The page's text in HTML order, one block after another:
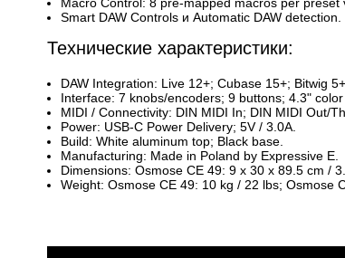
Smart DAW Controls и Automatic DAW detection.
Технические характеристики:
DAW Integration: Live 12+; Cubase 15+; Bitwig
Interface: 7 knobs/encoders; 9 buttons; 4.3"
MIDI / Connectivity: DIN MIDI In; DIN MIDI Out/
Power: USB-C Power Delivery; 5V / 3.0A.
Build: White aluminum top; Black base.
Manufacturing: Made in Poland by Expressive E.
Dimensions: Osmose CE 49: 9 x 30 x 89.5 cm /
Weight: Osmose CE 49: 10 kg / 22 lbs; Osmose